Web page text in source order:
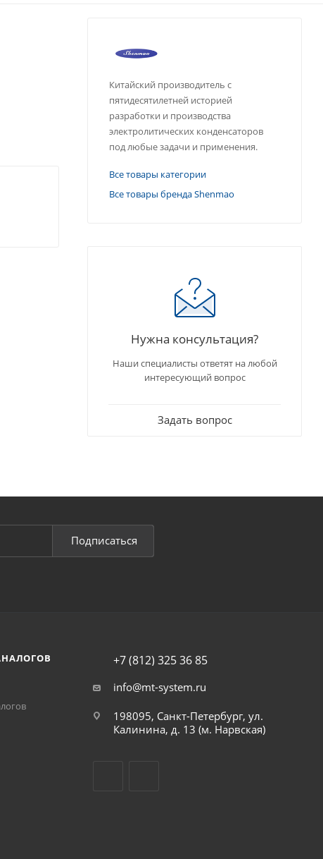
Китайский производитель с
пятидесятилетней историей
разработки и производства
электролитических конденсаторов
под любые задачи и применения.
Все товары категории
Все товары бренда Shenmao
Нужна консультация?
Наши специалисты ответят на любой
интересующий вопрос
Задать вопрос
Подписаться
+7 (812) 325 36 85
info@mt-system.ru
198095, Санкт-Петербург, ул.
Калинина, д. 13 (м. Нарвская)